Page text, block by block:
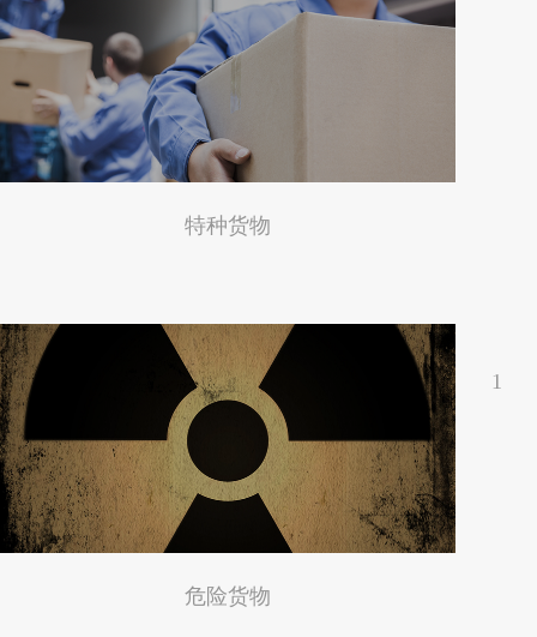
特种货物
危险货物
1